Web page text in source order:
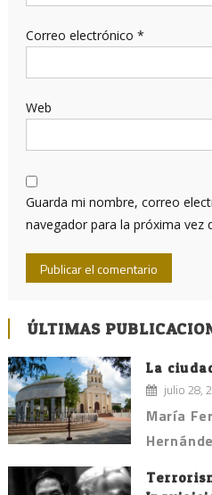
Correo electrónico *
Web
Guarda mi nombre, correo
navegador para la próxima vez
ÚLTIMAS
La
julio 28,
María